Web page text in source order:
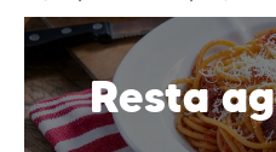
Resta